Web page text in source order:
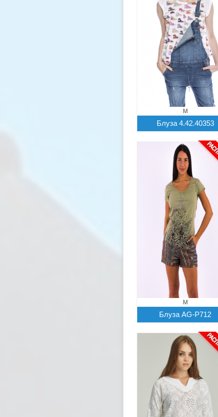
M
Блуза 4.42.40353
M
Блуза AG-P712